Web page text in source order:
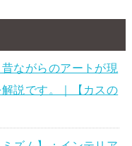
ながらのアートが現
説です。｜【カスの